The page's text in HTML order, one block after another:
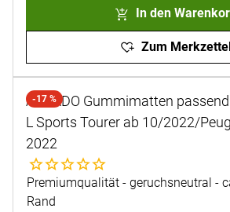
In den
Zum
-17 %
AURADO Gummimatten
L Sports Tourer ab 10/2022/
2022
Noch keine Bewertungen abgegeben
Premiumqualität - geruchsneutral -
Rand